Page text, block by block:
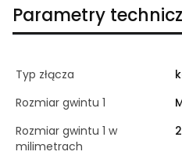
Parametry
Typ złącza
Rozmiar gwintu 1
Rozmiar gwintu 1 w
milimetrach